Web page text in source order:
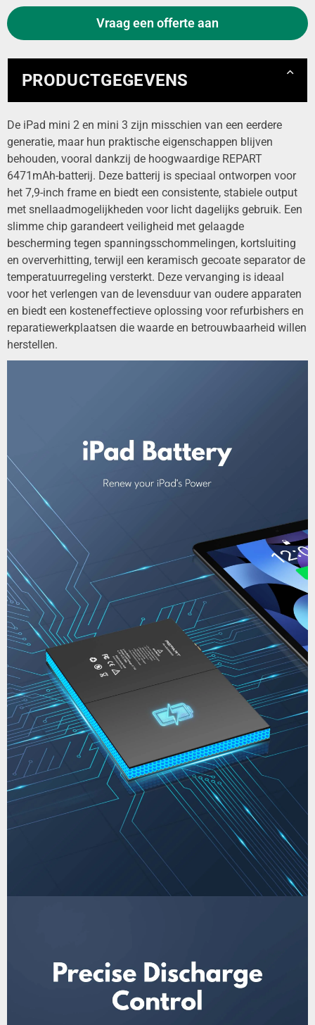
Vraag een offerte aan
PRODUCTGEGEVENS
De iPad mini 2 en mini 3 zijn misschien van een eerdere
generatie, maar hun praktische eigenschappen blijven
behouden, vooral dankzij de hoogwaardige REPART
6471mAh-batterij. Deze batterij is speciaal ontworpen voor
het 7,9-inch frame en biedt een consistente, stabiele output
met snellaadmogelijkheden voor licht dagelijks gebruik. Een
slimme chip garandeert veiligheid met gelaagde
bescherming tegen spanningsschommelingen, kortsluiting
en oververhitting, terwijl een keramisch gecoate separator de
temperatuurregeling versterkt. Deze vervanging is ideaal
voor het verlengen van de levensduur van oudere apparaten
en biedt een kosteneffectieve oplossing voor refurbishers en
reparatiewerkplaatsen die waarde en betrouwbaarheid willen
herstellen.